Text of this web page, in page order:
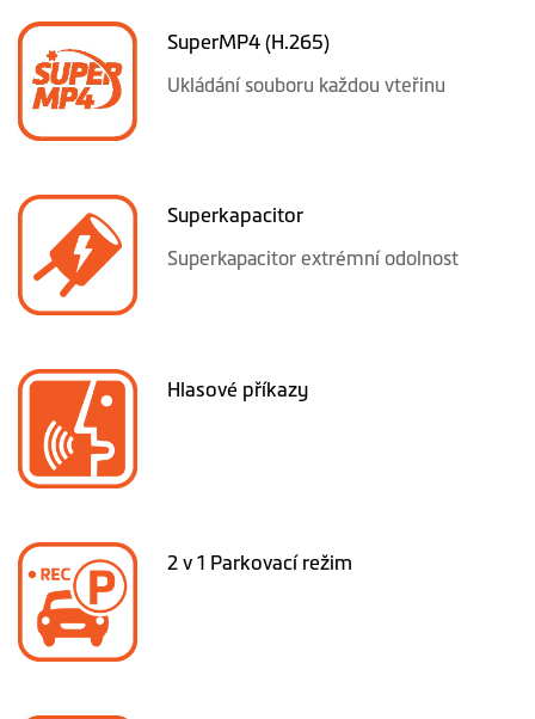
SuperMP4 (H.265)
Ukládání souboru každou vteřinu
Superkapacitor
Superkapacitor extrémní odolnost
Hlasové příkazy
2 v 1 Parkovací režim